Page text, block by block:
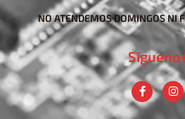
NO ATENDEMOS DOMINGOS NI